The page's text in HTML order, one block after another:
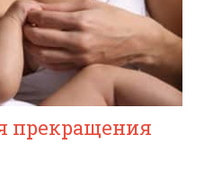
прекращения